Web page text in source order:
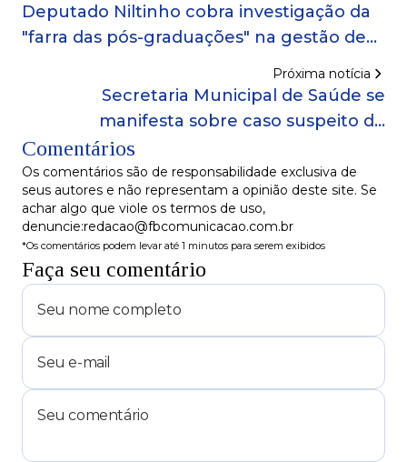
Deputado Niltinho cobra investigação da
"farra das pós-graduações" na gestão de
Bruno Reis: "Vergonhosa atitude"
Próxima notícia
Secretaria Municipal de Saúde se
manifesta sobre caso suspeito de
intoxicação por metanol em Salvador
Comentários
Os comentários são de responsabilidade exclusiva de
seus autores e não representam a opinião deste site. Se
achar algo que viole os termos de uso,
denuncie:redacao@fbcomunicacao.com.br
*Os comentários podem levar até 1 minutos para serem exibidos
Faça seu comentário